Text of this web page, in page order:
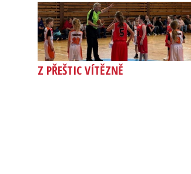
Z PŘEŠTIC VÍTĚZNĚ